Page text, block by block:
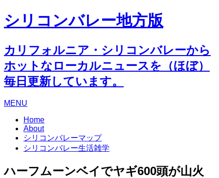
シリコンバレー地方版
カリフォルニア・シリコンバレーから
ホットなローカルニュースを（ほぼ）
毎日更新しています。
MENU
Home
About
シリコンバレーマップ
シリコンバレー生活雑学
ハーフムーンベイでヤギ600頭が山火